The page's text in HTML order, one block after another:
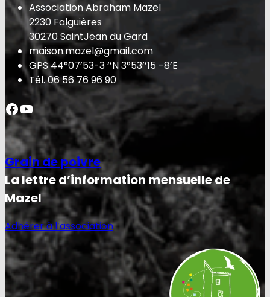
Association Abraham Mazel
2230 Falguières
30270 SaintJean du Gard
maison.mazel@gmail.com
GPS 44°07’53-3 ‘’N 3°53’’15 -8’E
Tél. 06 56 76 96 90
Facebook YouTube
Grain de poivre
La lettre d’information mensuelle de
Mazel
Adhérer à l’association